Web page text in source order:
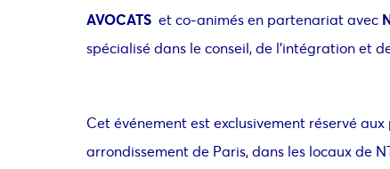
AVOCATS et co-animés en partenariat avec
spécialisé dans le conseil, de l’intégration et
Cet événement est exclusivement réservé
arrondissement de Paris, dans les locaux de